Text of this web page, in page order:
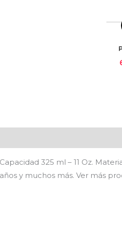
325 ml – 11 Oz.
y muchos más. Ver más